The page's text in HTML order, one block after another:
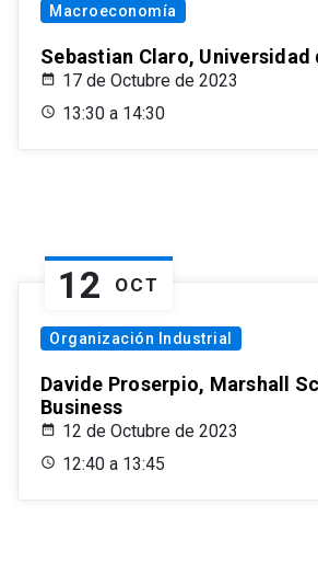
Macroeconomía
Sebastian Claro, Universidad
17 de Octubre de 2023
13:30 a 14:30
12 OCT
Organización Industrial
Davide Proserpio, Marshall
Business
12 de Octubre de 2023
12:40 a 13:45